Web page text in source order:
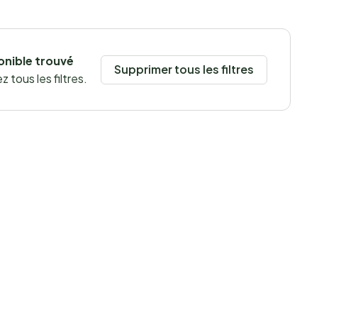
trouvé
tous les filtres.
Supprimer tous les filtres